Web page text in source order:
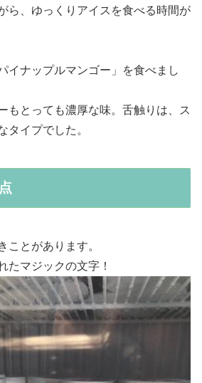
ら、ゆっくりアイスを食べる時間が
イナップルマンゴー」を食べまし
もとっても濃厚な味。舌触りは、ス
タイプでした。
ことがあります。
たマジックの文字！